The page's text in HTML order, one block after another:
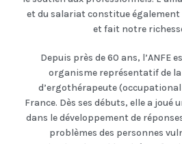
et du salariat constitue
et fait notre
Depuis près de 60 ans, l’ANFE
organisme représentatif de
d’ergothérapeute
France. Dès ses débuts, elle a
dans le développement de
problèmes des personnes